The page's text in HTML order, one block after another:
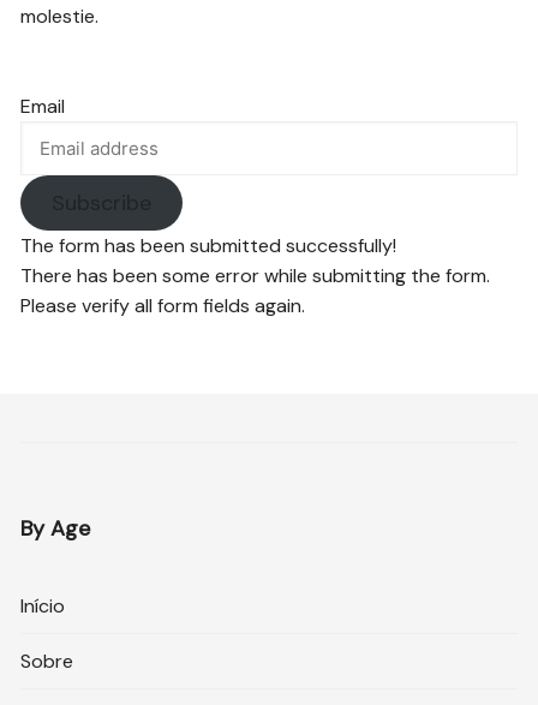
molestie.
Email
Subscribe
The form has been submitted successfully!
There has been some error while submitting the form.
Please verify all form fields again.
By Age
Início
Sobre